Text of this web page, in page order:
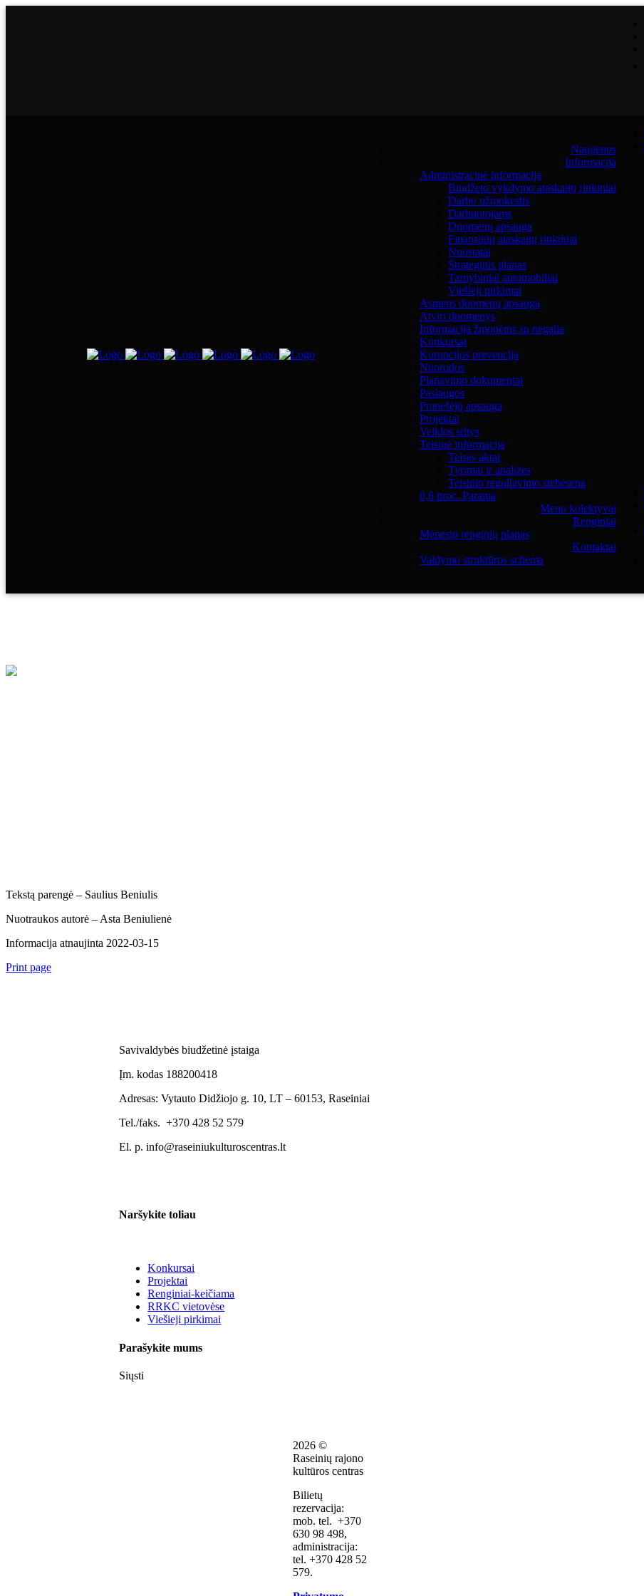
Naujienos
Informacija
Administracinė informacija
Biudžeto vykdymo ataskaitų rinkiniai
Darbo užmokestis
Darbuotojams
Duomenų apsauga
Finansinių ataskaitų rinkiniai
Nuostatai
Strateginis planas
Tarnybiniai automobiliai
Viešieji pirkimai
Asmens duomenų apsauga
Atviri duomenys
Informacija žmonėms su negalia
Konkursai
Korupcijos prevencija
Nuorodos
Planavimo dokumentai
Paslaugos
Pranešėjų apsauga
Projektai
Veiklos sritys
Teisinė informacija
Teisės aktai
Tyrimai ir analizės
Teisinio reguliavimo stebėsena
0,6 proc. Parama
Meno kolektyvai
Renginiai
Mėnesio renginių planas
Kontaktai
Valdymo struktūros schema
Tekstą parengė – Saulius Beniulis
Nuotraukos autorė – Asta Beniulienė
Informacija atnaujinta 2022-03-15
Print page
Savivaldybės biudžetinė įstaiga
Įm. kodas 188200418
Adresas: Vytauto Didžiojo g. 10, LT – 60153, Raseiniai
Tel./faks. +370 428 52 579
El. p. info@raseiniukulturoscentras.lt
Naršykite toliau
Konkursai
Projektai
Renginiai-keičiama
RRKC vietovėse
Viešieji pirkimai
Parašykite mums
Siųsti
2026 ©
Raseinių rajono
kultūros centras
Bilietų
rezervacija:
mob. tel. +370
630 98 498,
administracija:
tel. +370 428 52
579.